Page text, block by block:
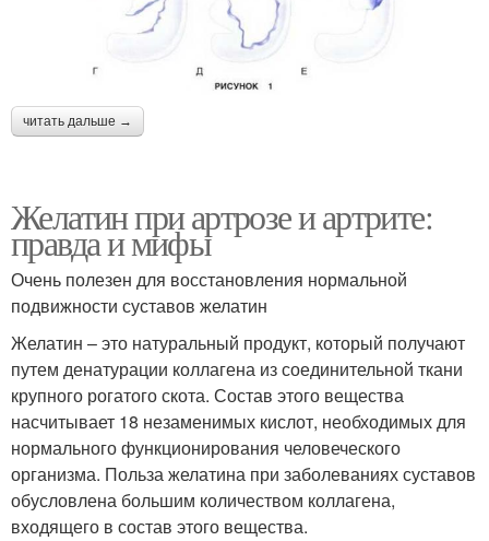
читать дальше →
Желатин при артрозе и артрите:
правда и мифы
Очень полезен для восстановления нормальной
подвижности суставов желатин
Желатин – это натуральный продукт, который получают
путем денатурации коллагена из соединительной ткани
крупного рогатого скота. Состав этого вещества
насчитывает 18 незаменимых кислот, необходимых для
нормального функционирования человеческого
организма. Польза желатина при заболеваниях суставов
обусловлена большим количеством коллагена,
входящего в состав этого вещества.